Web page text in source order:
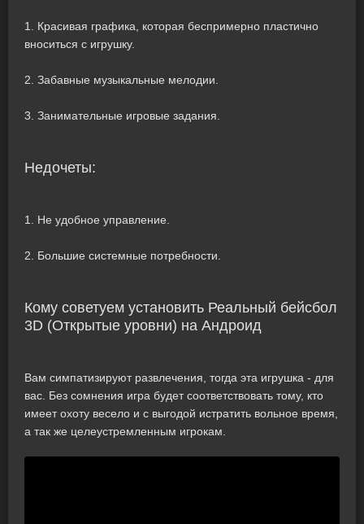
1. Красивая графика, которая беспримерно пластично
вноситься с игрушку.
2. Забавные музыкальные мелодии.
3. Занимательные игровые задания.
Недочеты:
1. Не удобное управление.
2. Большие системные потребности.
Кому советуем установить Реальный бейсбол
3D (Открытые уровни) на Андроид
Вам симпатизируют развлечения, тогда эта игрушка - для
вас. Без сомнения игра будет соответствовать тому, кто
имеет охоту весело и с выгодой истратить вольное время,
а так же целеустремленным игрокам.